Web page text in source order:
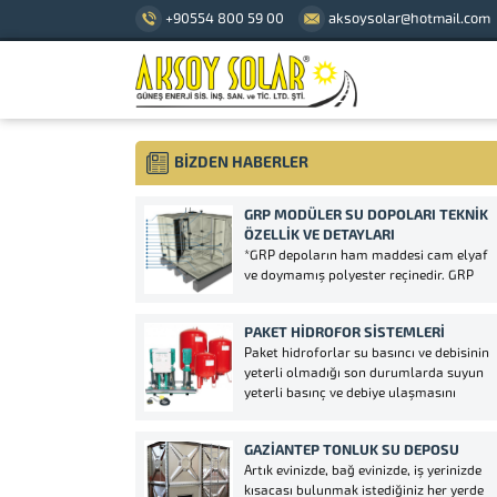
+90554 800 59 00 aksoysolar@hotmail.com
BİZDEN HABERLER
GRP MODÜLER SU DOPOLARI TEKNIK
ÖZELLIK VE DETAYLARI
*GRP depoların ham maddesi cam elyaf
ve doymamış polyester reçinedir. GRP
ömürlüdür.*GRP depo modülleri yüksek
tonajlı preslerde sıkıştırılarak sıcak
kalıpta imal edilirler. Üzerindeki
formlardan dolayı sağlamlık kazanan
PAKET HIDROFOR SISTEMLERI
Paket hidroforlar su basıncı ve debisinin
yeterli olmadığı son durumlarda suyun
yeterli basınç ve debiye ulaşmasını
genellikle yüksek binalarda, sulama
sistemlerinde, normal apartmanlarda,
villalarda, ev tipi hidroforu, okul tipi
GAZIANTEP TONLUK SU DEPOSU
Artık evinizde, bağ evinizde, iş yerinizde
kısacası bulunmak istediğiniz her yerde